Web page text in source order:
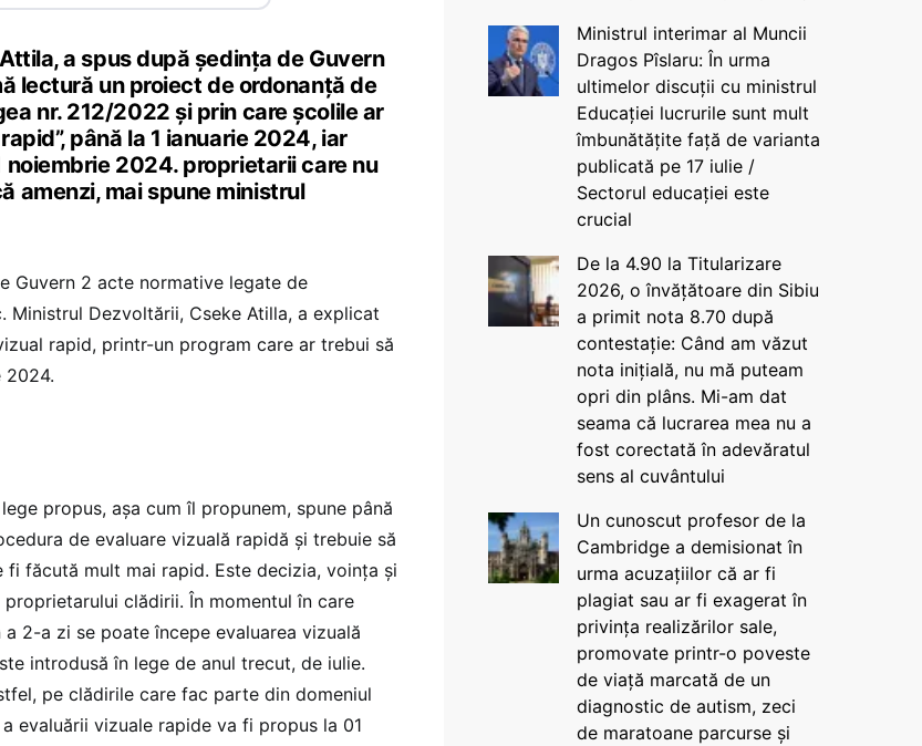
a spus după ședința de Guvern
lectură un proiect de ordonanță de
nr. 212/2022 și prin care școlile ar
până la 1 ianuarie 2024, iar
2024. proprietarii care nu
amenzi, mai spune ministrul
Guvern 2 acte normative legate de
Ministrul Dezvoltării, Cseke Atilla, a explicat
rapid, printr-un program care ar trebui să
2024.
propus, așa cum îl propunem, spune până
de evaluare vizuală rapidă și trebuie să
fi făcută mult mai rapid. Este decizia, voința și
clădirii. În momentul în care
2-a zi se poate începe evaluarea vizuală
introdusă în lege de anul trecut, de iulie.
pe clădirile care fac parte din domeniul
evaluării vizuale rapide va fi propus la 01
Ministrul interimar al Muncii
Dragos Pîslaru: În urma
ultimelor discuții cu ministrul
Educației lucrurile sunt mult
îmbunătățite față de varianta
publicată pe 17 iulie /
Sectorul educației este
crucial
De la 4.90 la Titularizare
2026, o învățătoare din Sibiu
a primit nota 8.70 după
contestație: Când am văzut
nota inițială, nu mă puteam
opri din plâns. Mi-am dat
seama că lucrarea mea nu a
fost corectată în adevăratul
sens al cuvântului
Un cunoscut profesor de la
Cambridge a demisionat în
urma acuzațiilor că ar fi
plagiat sau ar fi exagerat în
privința realizărilor sale,
promovate printr-o poveste
de viață marcată de un
diagnostic de autism, zeci
de maratoane parcurse și